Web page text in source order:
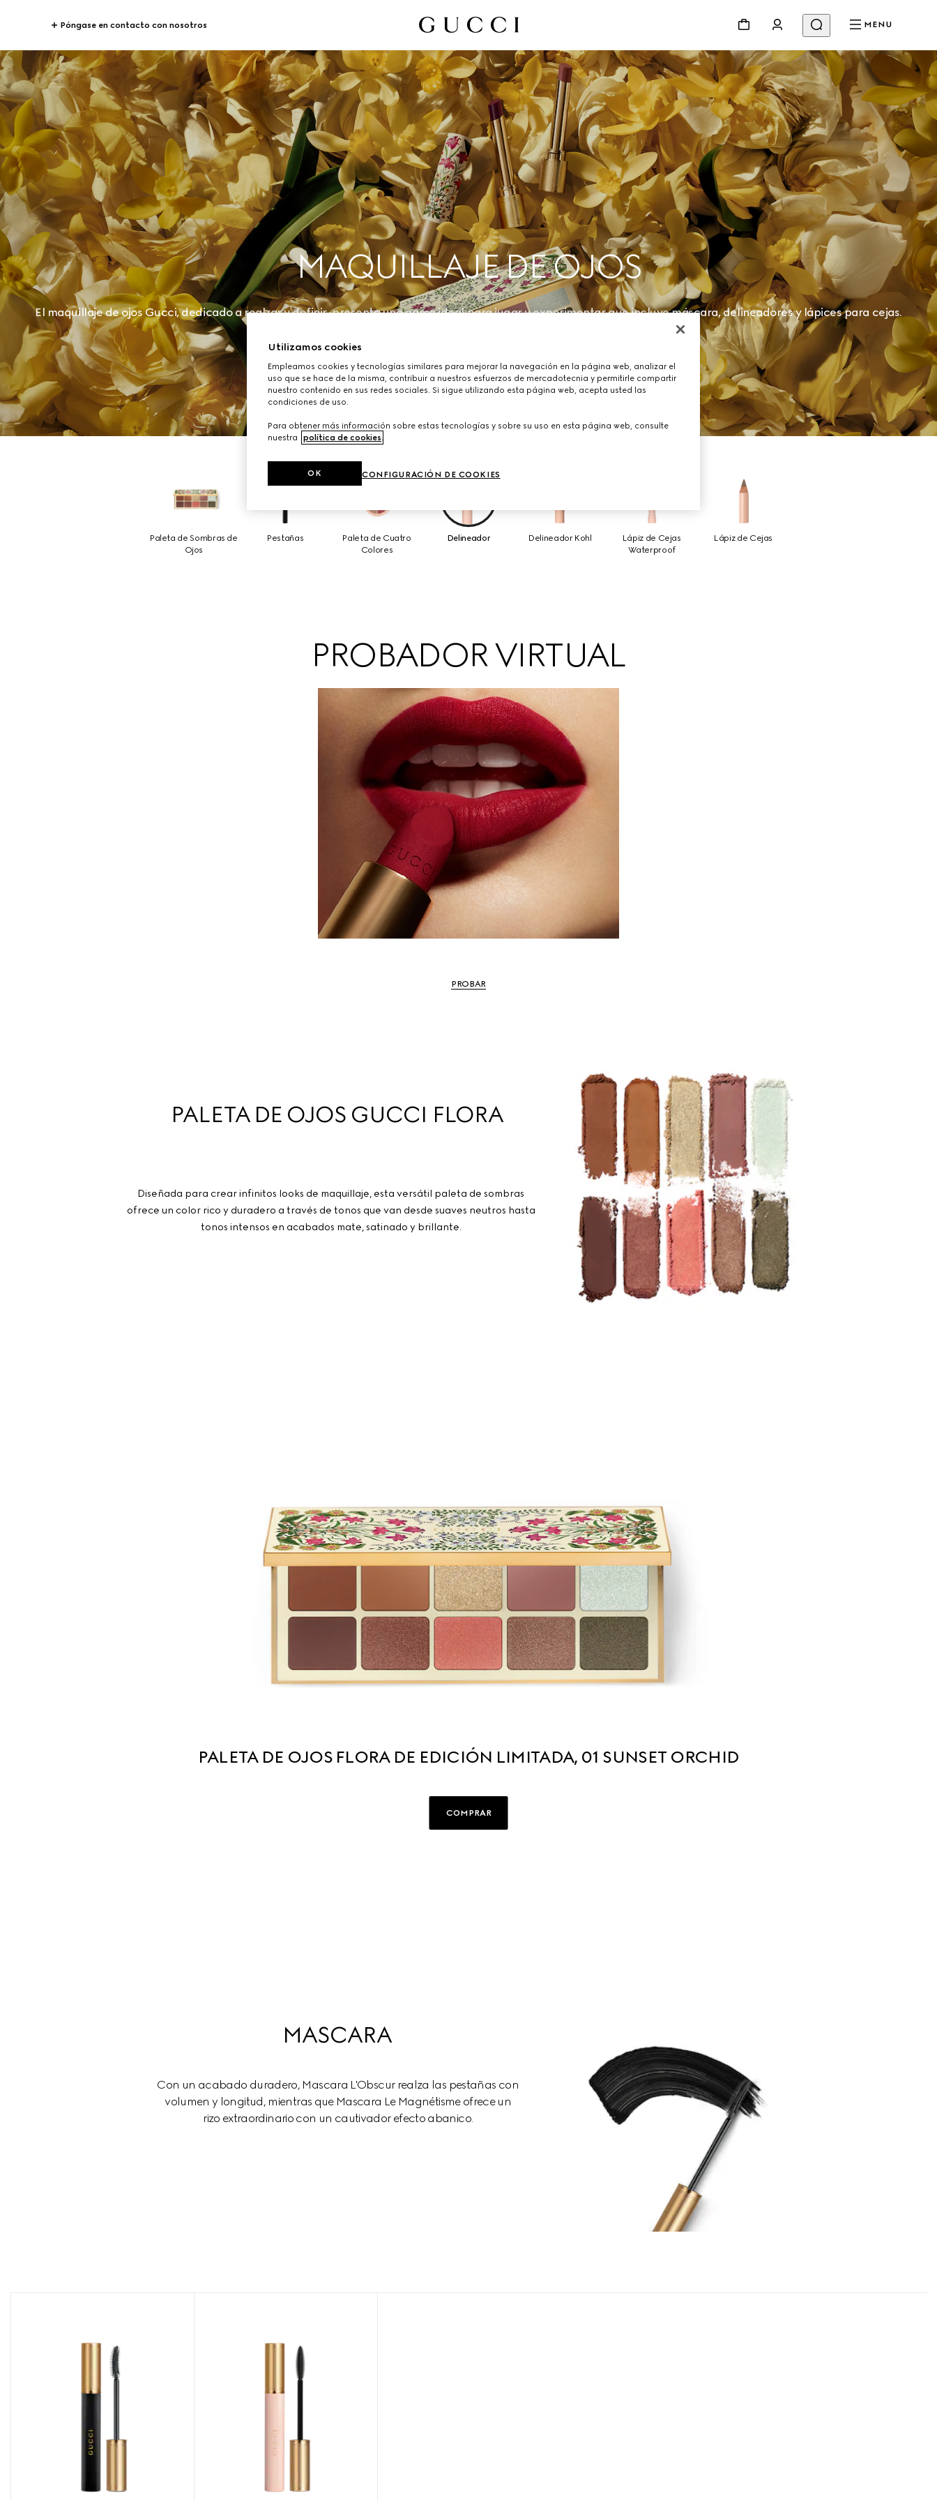
Póngase en contacto con nosotros MENU
MAQUILLAJE DE OJOS
El maquillaje de ojos Gucci, dedicado a realzar y definir, presenta una gama ideal para jugar y experimentar que incluye máscara, delineadores y lápices para cejas.
Paleta de Sombras de
Ojos
Pestañas
Paleta de Cuatro
Colores
Delineador Delineador Kohl
Lápiz de Cejas
Waterproof
Lápiz de Cejas
PROBADOR VIRTUAL
PROBAR
PALETA DE OJOS GUCCI FLORA
Diseñada para crear infinitos looks de maquillaje, esta versátil paleta de sombras
ofrece un color rico y duradero a través de tonos que van desde suaves neutros hasta
tonos intensos en acabados mate, satinado y brillante.
PALETA DE OJOS FLORA DE EDICIÓN LIMITADA, 01 SUNSET ORCHID
COMPRAR
MASCARA
Con un acabado duradero, Mascara L'Obscur realza las pestañas con
volumen y longitud, mientras que Mascara Le Magnétisme ofrece un
rizo extraordinario con un cautivador efecto abanico.
Utilizamos cookies
Empleamos cookies y tecnologías similares para mejorar la navegación en la página web, analizar el
uso que se hace de la misma, contribuir a nuestros esfuerzos de mercadotecnia y permitirle compartir
nuestro contenido en sus redes sociales. Si sigue utilizando esta página web, acepta usted las
condiciones de uso.
Para obtener más información sobre estas tecnologías y sobre su uso en esta página web, consulte
nuestra
política de cookies.
CONFIGURACIÓN DE COOKIES
OK